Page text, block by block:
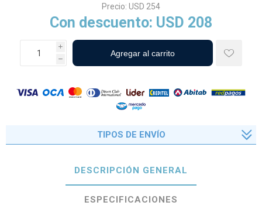
Precio: USD 254
Con descuento: USD 208
i
h
TIPOS DE ENVÍO
DESCRIPCIÓN GENERAL
ESPECIFICACIONES